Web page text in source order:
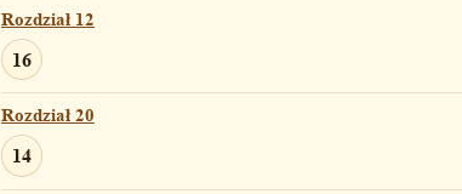
Rozdział 12
16
Rozdział 20
14